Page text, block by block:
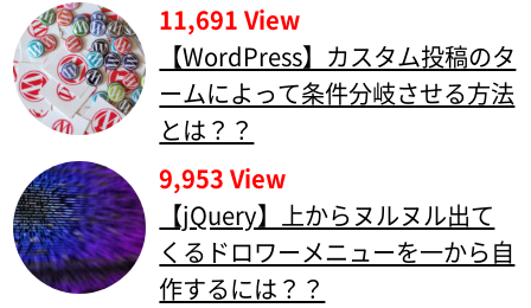
11,691 View
【WordPress】カスタム投稿のタ
ームによって条件分岐させる方法
とは？？
9,953 View
【jQuery】上からヌルヌル出て
くるドロワーメニューを一から自
作するには？？